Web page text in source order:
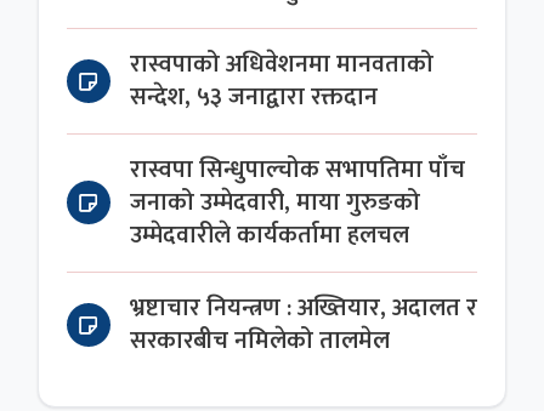
रास्वपाको अधिवेशनमा मानवताको
सन्देश, ५३ जनाद्वारा रक्तदान
रास्वपा सिन्धुपाल्चोक सभापतिमा पाँच
जनाको उम्मेदवारी, माया गुरुङको
उम्मेदवारीले कार्यकर्तामा हलचल
भ्रष्टाचार नियन्त्रण : अख्तियार, अदालत र
सरकारबीच नमिलेको तालमेल